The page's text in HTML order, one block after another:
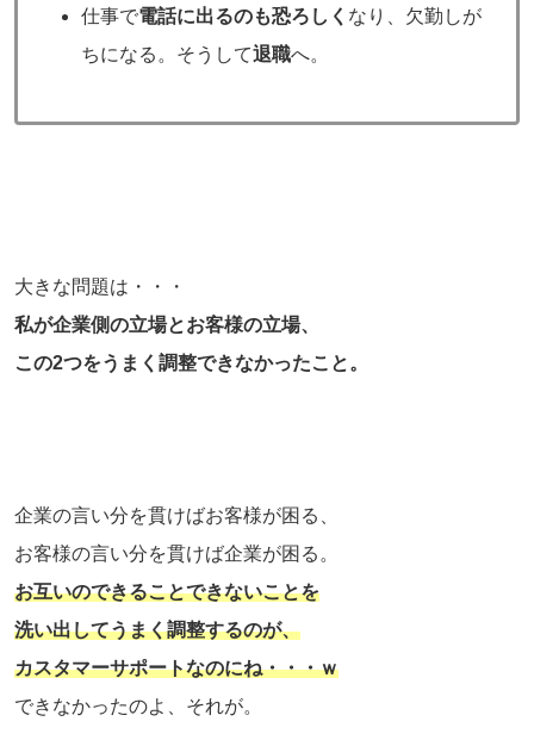
仕事で電話に出るのも恐ろしく なり、欠勤しが
ちになる。そうして退職へ。
大きな問題は・・・
私が企業側の立場とお客様の立場、
この2つをうまく調整できなかったこと。
企業の言い分を貫けばお客様が困る、
お客様の言い分を貫けば企業が困る。
お互いのできることできないことを
洗い出してうまく調整するのが、
カスタマーサポートなのにね・・・ｗ
できなかったのよ、それが。